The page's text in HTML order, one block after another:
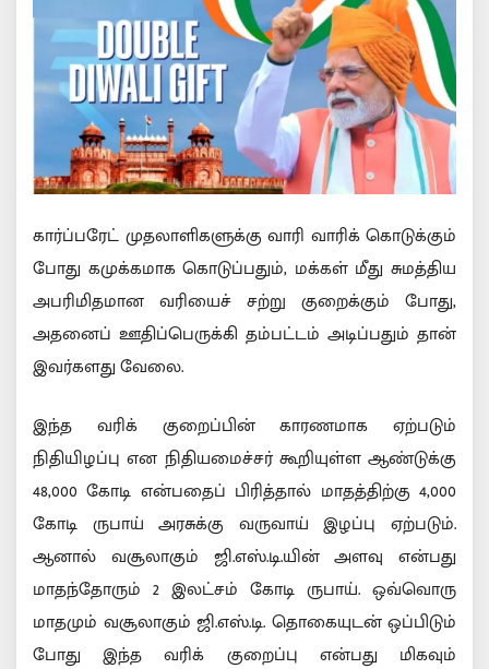
கார்ப்பரேட் முதலாளிகளுக்கு வாரி வாரிக் கொடுக்கும்
போது கமுக்கமாக கொடுப்பதும், மக்கள் மீது சுமத்திய
அபரிமிதமான வரியைச் சற்று குறைக்கும் போது,
அதனைப் ஊதிப்பெருக்கி தம்பட்டம் அடிப்பதும் தான்
இவர்களது வேலை.
இந்த வரிக் குறைப்பின் காரணமாக ஏற்படும்
நிதியிழப்பு என நிதியமைச்சர் கூறியுள்ள ஆண்டுக்கு
48,000 கோடி என்பதைப் பிரித்தால் மாதத்திற்கு 4,000
கோடி ருபாய் அரசுக்கு வருவாய் இழப்பு ஏற்படும்.
ஆனால் வசூலாகும் ஜி.எஸ்.டி.யின் அளவு என்பது
மாதந்தோரும் 2 இலட்சம் கோடி ருபாய். ஒவ்வொரு
மாதமும் வசூலாகும் ஜி.எஸ்.டி. தொகையுடன் ஒப்பிடும்
போது இந்த வரிக் குறைப்பு என்பது மிகவும்